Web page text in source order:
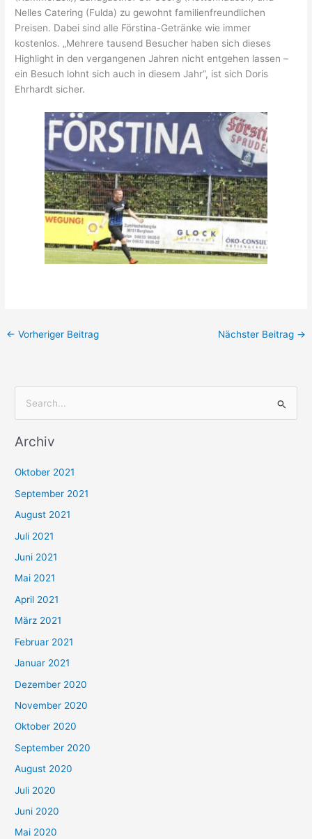
Nelles Catering (Fulda) zu gewohnt familienfreundlichen
Preisen. Dabei sind alle Förstina-Getränke wie immer
kostenlos. „Mehrere tausend Besucher haben sich dieses
Highlight in den vergangenen Jahren nicht entgehen lassen –
ein Besuch lohnt sich auch in diesem Jahr“, ist sich Doris
Ehrhardt sicher.
← Vorheriger Beitrag Nächster Beitrag →
c
n
n
a
c
h
:
Archiv
Oktober 2021
September 2021
August 2021
Juli 2021
Juni 2021
Mai 2021
April 2021
März 2021
Februar 2021
Januar 2021
Dezember 2020
November 2020
Oktober 2020
September 2020
August 2020
Juli 2020
Juni 2020
Mai 2020